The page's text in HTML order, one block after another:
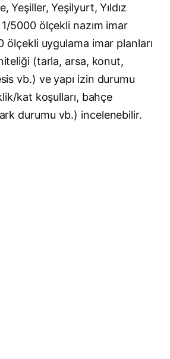
Yeşiller, Yeşilyurt, Yıldız
5000 ölçekli nazım imar
ölçekli uygulama imar planları
(tarla, arsa, konut,
vb.) ve yapı izin durumu
kat koşulları, bahçe
durumu vb.) incelenebilir.